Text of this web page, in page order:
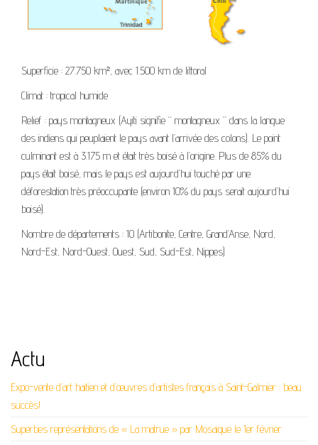
Superficie : 27.750 km², avec 1.500 km de littoral
Climat : tropical humide
Relief : pays montagneux (Ayiti signifie “ montagneux ” dans la langue
des indiens qui peuplaient le pays avant l’arrivée des colons). Le point
culminant est à 3.175 m et était très boisé à l’origine. Plus de 85% du
pays était boisé, mais le pays est aujourd’hui touché par une
déforestation très préoccupante (environ 10% du pays serait aujourd’hui
boisé).
Nombre de départements : 10 (Artibonite, Centre, Grand’Anse, Nord,
Nord-Est, Nord-Ouest, Ouest, Sud, Sud-Est, Nippes)
Actu
Expo-vente d’art haïtien et d’œuvres d’artistes français à Saint-Galmier : beau
succès!
Superbes représentations de « La matrue » par Mosaïque le 1er février